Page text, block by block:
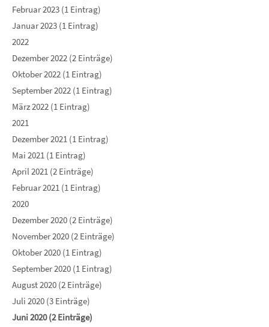
Februar 2023 (1 Eintrag)
Januar 2023 (1 Eintrag)
2022
Dezember 2022 (2 Einträge)
Oktober 2022 (1 Eintrag)
September 2022 (1 Eintrag)
März 2022 (1 Eintrag)
2021
Dezember 2021 (1 Eintrag)
Mai 2021 (1 Eintrag)
April 2021 (2 Einträge)
Februar 2021 (1 Eintrag)
2020
Dezember 2020 (2 Einträge)
November 2020 (2 Einträge)
Oktober 2020 (1 Eintrag)
September 2020 (1 Eintrag)
August 2020 (2 Einträge)
Juli 2020 (3 Einträge)
Juni 2020 (2 Einträge)